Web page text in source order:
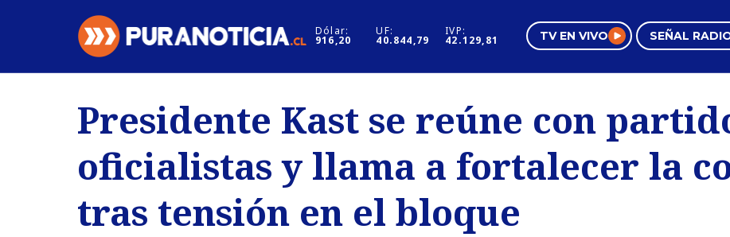
Dólar:
916,20
UF:
40.844,79
IVP:
42.129,81 TV EN VIVO SEÑAL
Regiones
Deportes
Internacional
Motores
Negocios
Pura Mujer Videos
Presidente Kast se reúne con
oficialistas y llama a fortalecer la
tras tensión en el bloque